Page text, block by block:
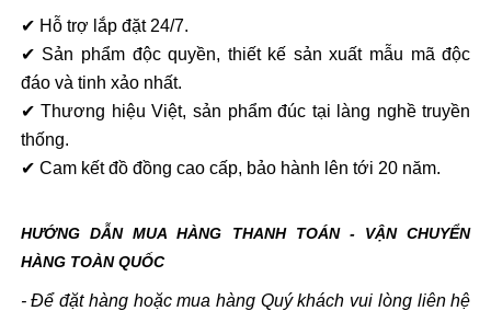
✔ Hỗ trợ lắp đặt 24/7.
✔ Sản phẩm độc quyền, thiết kế sản xuất mẫu mã độc
đáo và tinh xảo nhất.
✔ Thương hiệu Việt, sản phẩm đúc tại làng nghề truyền
thống.
✔ Cam kết đồ đồng cao cấp, bảo hành lên tới 20 năm.
HƯỚNG DẪN MUA HÀNG THANH TOÁN - VẬN CHUYỂN
HÀNG TOÀN QUỐC
- Để đặt hàng hoặc mua hàng Quý khách vui lòng liên hệ